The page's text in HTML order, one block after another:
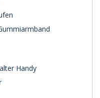
Handy